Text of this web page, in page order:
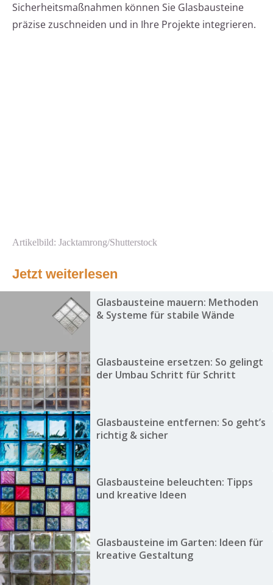
Sicherheitsmaßnahmen können Sie Glasbausteine
präzise zuschneiden und in Ihre Projekte integrieren.
Artikelbild: Jacktamrong/Shutterstock
Jetzt weiterlesen
Glasbausteine mauern: Methoden
& Systeme für stabile Wände
Glasbausteine ersetzen: So gelingt
der Umbau Schritt für Schritt
Glasbausteine entfernen: So geht’s
richtig & sicher
Glasbausteine beleuchten: Tipps
und kreative Ideen
Glasbausteine im Garten: Ideen für
kreative Gestaltung